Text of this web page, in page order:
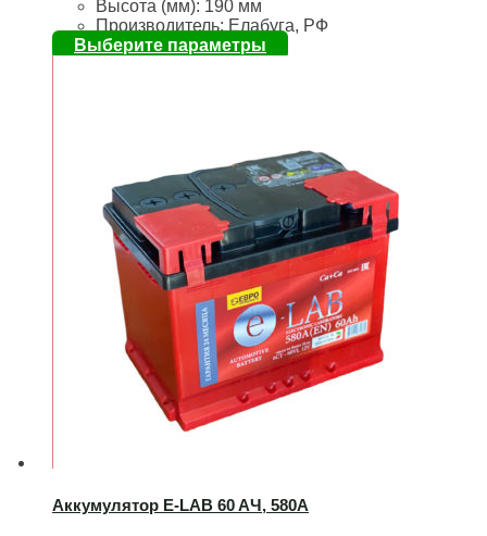
Высота (мм): 190 мм
Производитель: Елабуга, РФ
Выберите параметры
Аккумулятор E-LAB 60 AЧ, 580А